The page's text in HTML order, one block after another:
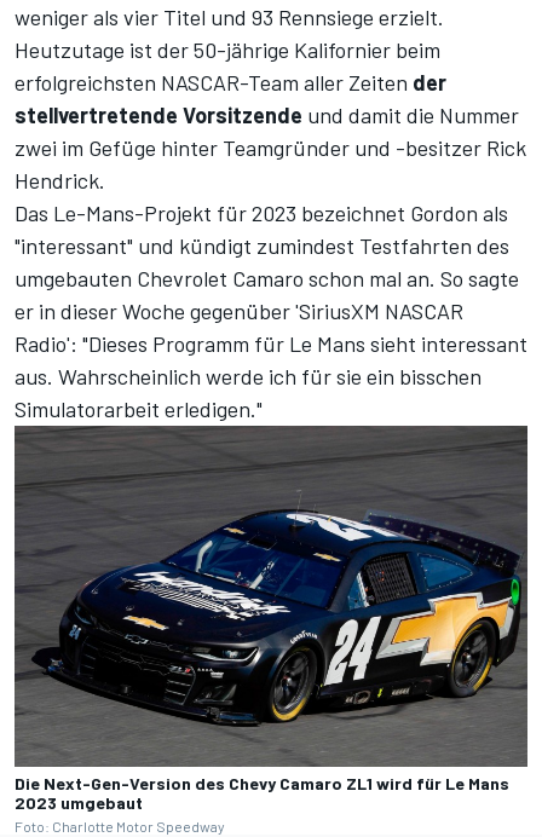
weniger als vier Titel und 93 Rennsiege erzielt.
Heutzutage ist der 50-jährige Kalifornier beim
erfolgreichsten NASCAR-Team aller Zeiten der
stellvertretende Vorsitzende und damit die Nummer
zwei im Gefüge hinter Teamgründer und -besitzer Rick
Hendrick.
Das Le-Mans-Projekt für 2023 bezeichnet Gordon als
"interessant" und kündigt zumindest Testfahrten des
umgebauten Chevrolet Camaro schon mal an. So sagte
er in dieser Woche gegenüber 'SiriusXM NASCAR
Radio': "Dieses Programm für Le Mans sieht interessant
aus. Wahrscheinlich werde ich für sie ein bisschen
Simulatorarbeit erledigen."
Die Next-Gen-Version des Chevy Camaro ZL1 wird für Le Mans
2023 umgebaut
Foto: Charlotte Motor Speedway